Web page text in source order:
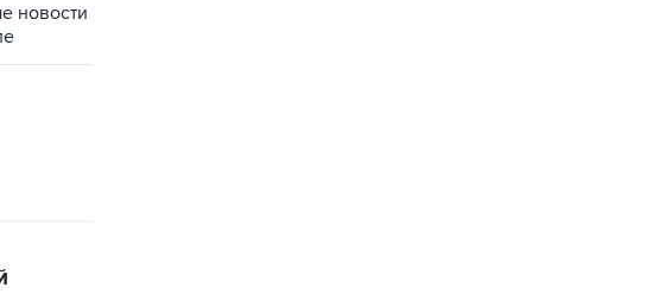
новости